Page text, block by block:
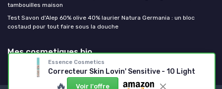
Essence Cosmetics
Correcteur Skin Lovin' Sensitive - 10 Light
Voir l'offre
tambouilles maison
Test Savon d'Alep 60% olive 40% laurier Natura Germania : un bloc
costaud pour tout faire sous la douche
Mes cosmetiques bio